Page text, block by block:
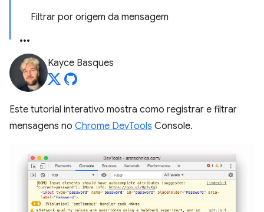
Filtrar por origem da mensagem
Kayce Basques
Este tutorial interativo mostra como registrar e filtrar
mensagens no Chrome DevTools Console.